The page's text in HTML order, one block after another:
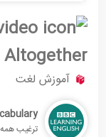
آموزش لغت
ترغیب همه